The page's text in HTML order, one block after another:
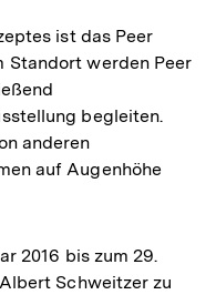
ist das Peer
Standort werden Peer
begleiten.
anderen
auf Augenhöhe
2016 bis zum 29.
Schweitzer zu